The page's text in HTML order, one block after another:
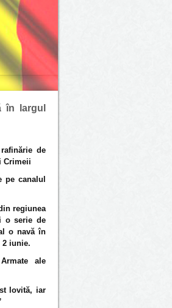
în largul
de
Crimeii
pe canalul
regiunea
o serie de
o navă în
2 iunie.
ale
lovită, iar